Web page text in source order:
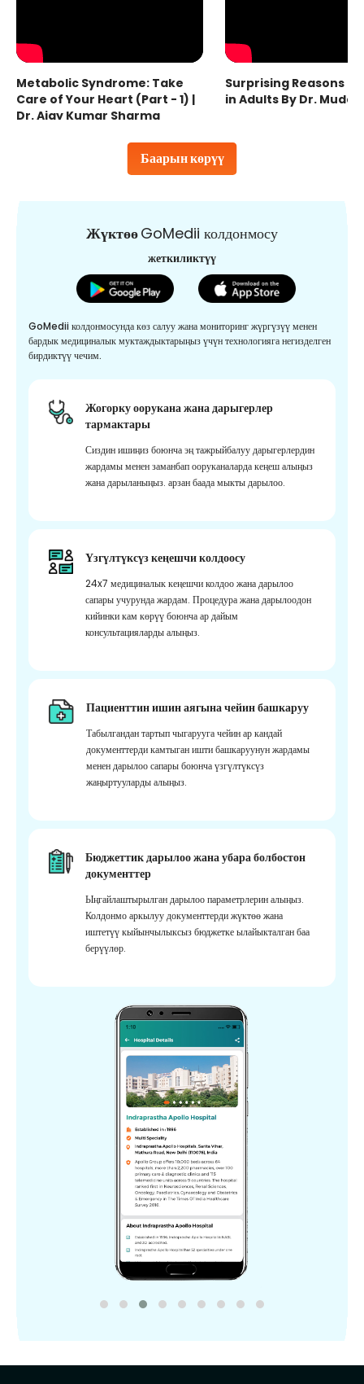
Баарын көрүү
Metabolic Syndrome: Take
Care of Your Heart (Part - 1) |
Dr. Ajay Kumar Sharma
Surprising Reasons
in Adults By Dr.
ЖүктөөGoMedii колдонмосу
жеткиликтүү
GoMedii колдонмосунда көз салуу жана мониторинг жүргүзүү менен
бардык медициналык муктаждыктарыңыз үчүн технологияга негизделген
бирдиктүү чечим.
Жогорку оорукана жана дарыгерлер
тармактары
Сиздин ишиңиз боюнча эң тажрыйбалуу дарыгерлердин
жардамы менен заманбап ооруканаларда кеңеш алыңыз
жана дарыланыңыз. арзан баада мыкты дарылоо.
Үзгүлтүксүз кеңешчи колдоосу
24x7 медициналык кеңешчи колдоо жана дарылоо
сапары учурунда жардам. Процедура жана дарылоодон
кийинки кам көрүү боюнча ар дайым
консультацияларды алыңыз.
Пациенттин ишин аягына чейин башкаруу
Табылгандан тартып чыгарууга чейин ар кандай
документтерди камтыган ишти башкаруунун жардамы
менен дарылоо сапары боюнча үзгүлтүксүз
жаңыртууларды алыңыз.
Бюджеттик дарылоо жана убара болбостон
документтер
Ыңгайлаштырылган дарылоо параметрлерин алыңыз.
Колдонмо аркылуу документтерди жүктөө жана
иштетүү кыйынчылыксыз бюджетке ылайыкталган баа
берүүлөр.